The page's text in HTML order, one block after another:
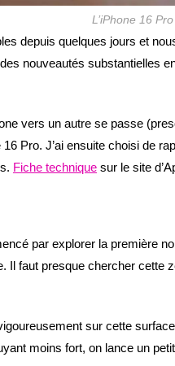
L’iPhone 16
depuis quelques jours et
nouveautés substantielles
vers un autre se passe
16 Pro. J’ai ensuite choisi de
Fiche technique sur le site
par explorer la première
Il faut presque chercher cette
sur cette
moins fort, on lance un